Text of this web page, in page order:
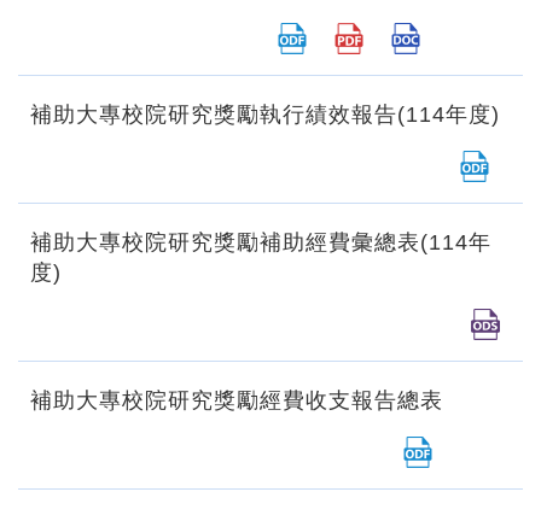
補助大專校院研究獎勵執行績效報告(114年度)
補助大專校院研究獎勵補助經費彙總表(114年
度)
補助大專校院研究獎勵經費收支報告總表